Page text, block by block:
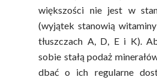
większości nie jest w
(wyjątek stanowią
tłuszczach A, D, E i K).
sobie stałą podaż
dbać o ich regularne